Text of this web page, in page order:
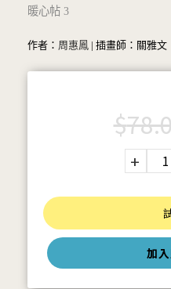
暖心帖 3
作者： 周惠鳳 | 插畫師：關雅文
加
$